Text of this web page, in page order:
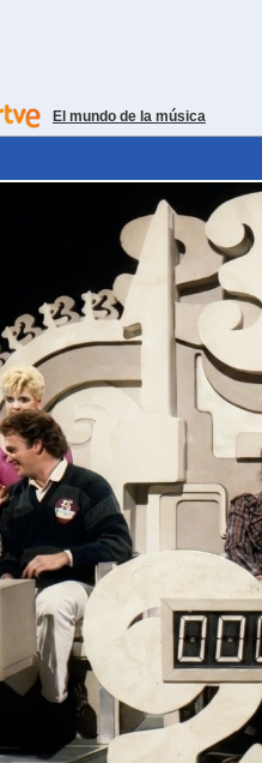
El mundo de la música